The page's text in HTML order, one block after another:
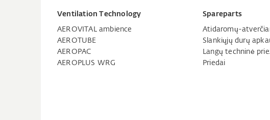
Ventilation Technology
AEROVITAL ambience
AEROTUBE
AEROPAC
AEROPLUS WRG
Spareparts
Atidaromų-
Slankiųjų durų
Langų techninė
Priedai